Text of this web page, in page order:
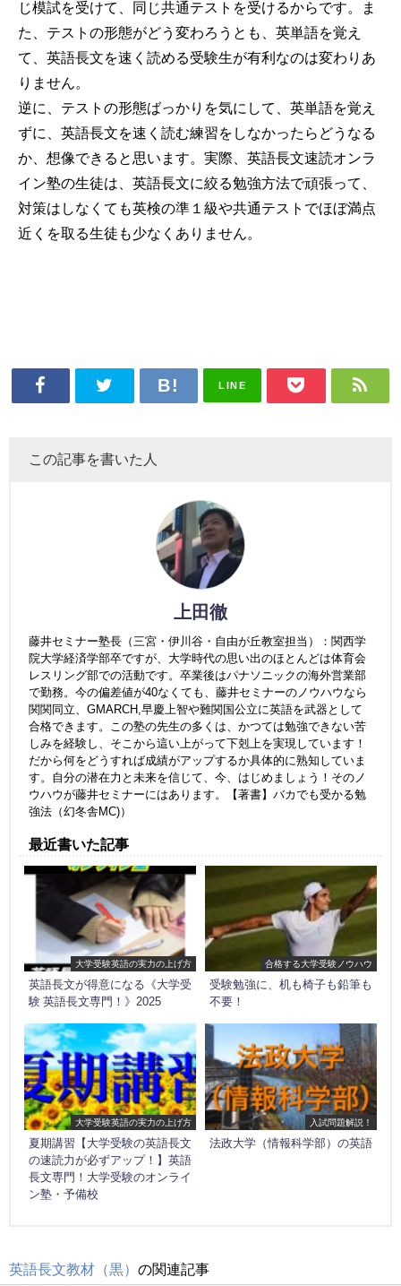
じ模試を受けて、同じ共通テストを受けるからです。ま
た、テストの形態がどう変わろうとも、英単語を覚え
て、英語長文を速く読める受験生が有利なのは変わりあ
りません。
逆に、テストの形態ばっかりを気にして、英単語を覚え
ずに、英語長文を速く読む練習をしなかったらどうなる
か、想像できると思います。実際、英語長文速読オンラ
イン塾の生徒は、英語長文に絞る勉強方法で頑張って、
対策はしなくても英検の準１級や共通テストでほぼ満点
近くを取る生徒も少なくありません。
LINE
この記事を書いた人
上田徹
藤井セミナー塾長（三宮・伊川谷・自由が丘教室担当）：関西学
院大学経済学部卒ですが、大学時代の思い出のほとんどは体育会
レスリング部での活動です。卒業後はパナソニックの海外営業部
で勤務。今の偏差値が40なくても、藤井セミナーのノウハウなら
関関同立、GMARCH,早慶上智や難関国公立に英語を武器として
合格できます。この塾の先生の多くは、かつては勉強できない苦
しみを経験し、そこから這い上がって下剋上を実現しています！
だから何をどうすれば成績がアップするか具体的に熟知していま
す。自分の潜在力と未来を信じて、今、はじめましょう！そのノ
ウハウが藤井セミナーにはあります。【著書】バカでも受かる勉
強法（幻冬舎MC)）
最近書いた記事
大学受験英語の実力の上げ方
英語長文が得意になる《大学受
験 英語長文専門！》2025
合格する大学受験ノウハウ
受験勉強に、机も椅子も鉛筆も
不要！
大学受験英語の実力の上げ方
夏期講習【大学受験の英語長文
の速読力が必ずアップ！】英語
長文専門！大学受験のオンライ
ン塾・予備校
入試問題解説！
法政大学（情報科学部）の英語
英語長文教材（黒） の関連記事